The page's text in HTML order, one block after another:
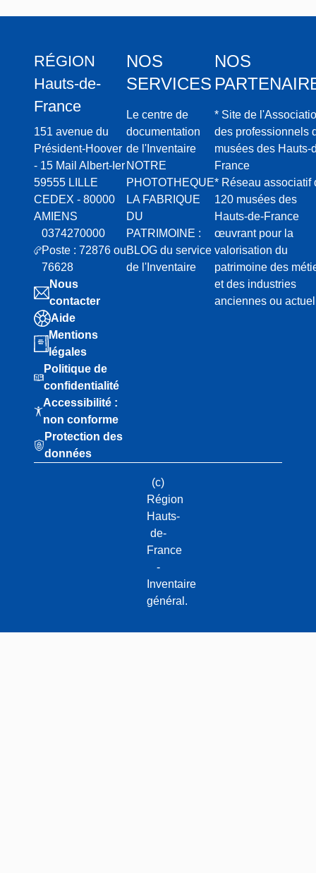
RÉGION
Hauts-de-
France
151 avenue du
Président-Hoover
- 15 Mail Albert-Ier
59555 LILLE
CEDEX - 80000
AMIENS
0374270000
Poste : 72876 ou
76628
Nous
contacter
Aide
Mentions
légales
Politique de
confidentialité
Accessibilité :
non conforme
Protection des
données
NOS
SERVICES
Le centre de
documentation
de l'Inventaire
NOTRE
PHOTOTHEQUE
LA FABRIQUE
DU
PATRIMOINE :
BLOG du service
de l'Inventaire
NOS
* Site de
des professionnels
musées des Hauts-
France
* Réseau associatif
120 musées des
Hauts-de-France
œuvrant pour la
valorisation du
patrimoine des
et des industries
anciennes ou
(c)
Région
Hauts-
de-
France
-
Inventaire
général.